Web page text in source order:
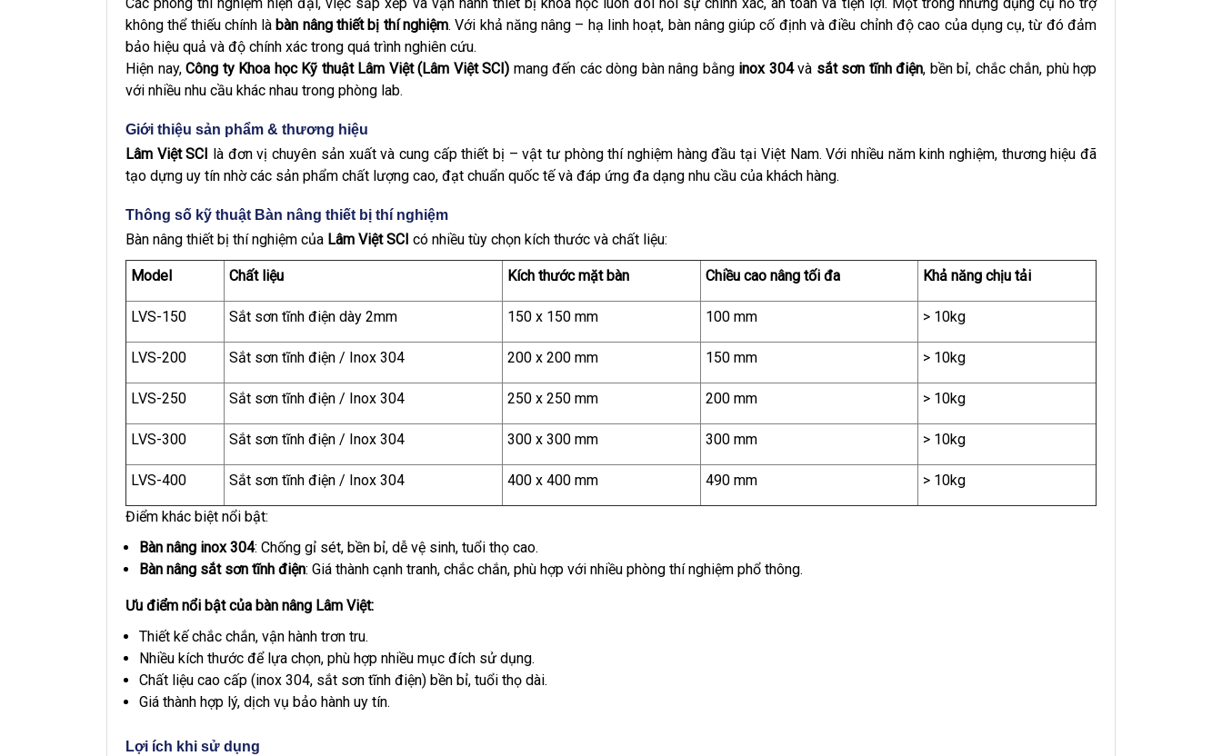
không thể thiếu chính làbàn nâng thiết bị thí nghiệm. Với khả năng nâng – hạ linh hoạt, bàn nâng giúp cố định và điều chỉnh độ cao của dụng cụ, từ đó đảm
bảo hiệu quả và độ chính xác trong quá trình nghiên cứu.
Hiện nay, Công ty Khoa học Kỹ thuật Lâm Việt (Lâm Việt SCI) mang đến các dòng bàn nâng bằng inox 304và sắt sơn tĩnh điện, bền bỉ, chắc chắn, phù hợp
với nhiều nhu cầu khác nhau trong phòng lab.
Giới thiệu sản phẩm & thương hiệu
Lâm Việt SCI là đơn vị chuyên sản xuất và cung cấp thiết bị – vật tư phòng thí nghiệm hàng đầu tại Việt Nam. Với nhiều năm kinh nghiệm, thương hiệu đã
tạo dựng uy tín nhờ các sản phẩm chất lượng cao, đạt chuẩn quốc tế và đáp ứng đa dạng nhu cầu của khách hàng.
Thông số kỹ thuật Bàn nâng thiết bị thí nghiệm
Bàn nâng thiết bị thí nghiệm của Lâm Việt SCI có nhiều tùy chọn kích thước và chất liệu:
Model Chất liệu Kích thước mặt bàn Chiều cao nâng tối đa Khả năng chịu tải
LVS-150 Sắt sơn tĩnh điện dày 2mm 150 x 150 mm 100 mm > 10kg
LVS-200 Sắt sơn tĩnh điện / Inox 304 200 x 200 mm 150 mm > 10kg
LVS-250 Sắt sơn tĩnh điện / Inox 304 250 x 250 mm 200 mm > 10kg
LVS-300 Sắt sơn tĩnh điện / Inox 304 300 x 300 mm 300 mm > 10kg
LVS-400 Sắt sơn tĩnh điện / Inox 304 400 x 400 mm 490 mm > 10kg
Điểm khác biệt nổi bật:
Bàn nâng inox 304: Chống gỉ sét, bền bỉ, dễ vệ sinh, tuổi thọ cao.
Bàn nâng sắt sơn tĩnh điện: Giá thành cạnh tranh, chắc chắn, phù hợp với nhiều phòng thí nghiệm phổ thông.
Ưu điểm nổi bật của bàn nâng Lâm Việt:
Thiết kế chắc chắn, vận hành trơn tru.
Nhiều kích thước để lựa chọn, phù hợp nhiều mục đích sử dụng.
Chất liệu cao cấp (inox 304, sắt sơn tĩnh điện) bền bỉ, tuổi thọ dài.
Giá thành hợp lý, dịch vụ bảo hành uy tín.
Lợi ích khi sử dụng